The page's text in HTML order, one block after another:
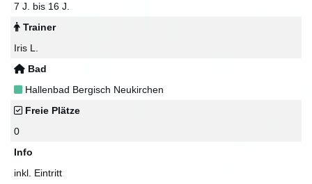
7 J. bis 16 J.
Trainer
Iris L.
Bad
Hallenbad Bergisch Neukirchen
Freie Plätze
0
Info
inkl. Eintritt